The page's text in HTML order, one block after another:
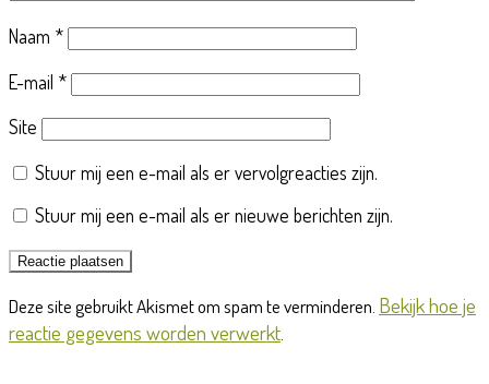
Naam *
E-mail *
Site
Stuur mij een e-mail als er vervolgreacties zijn.
Stuur mij een e-mail als er nieuwe berichten zijn.
Deze site gebruikt Akismet om spam te verminderen. Bekijk hoe je
reactie gegevens worden verwerkt